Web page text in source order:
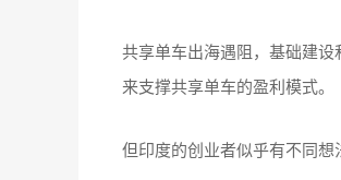
共享单车出海遇阻，基础建
来支撑共享单车的盈利模式。
但印度的创业者似乎有不同想